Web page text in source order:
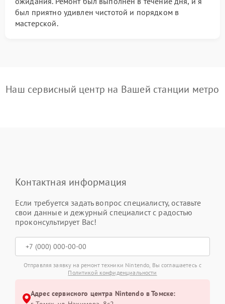
был приятно удивлен чистотой и порядком в
мастерской.
Наш сервисный центр на Вашей станции метро
Контактная информация
Если требуется задать вопрос специалисту, оставьте
свои данные и дежурный специалист с радостью
проконсультирует Вас!
Отправляя заявку на ремонт техники Nintendo, Вы соглашаетесь с
Политикой конфиденциальности
Адрес сервисного центра Nintendo в Томске: